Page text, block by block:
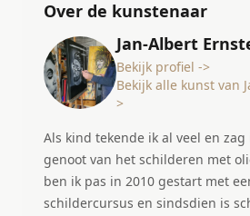
Over de kunstenaar
Jan-Albert
Bekijk profiel ->
Bekijk alle kunst van
>
Als kind tekende ik al veel en
genoot van het schilderen met
ben ik pas in 2010 gestart met
schildercursus en sindsdien is